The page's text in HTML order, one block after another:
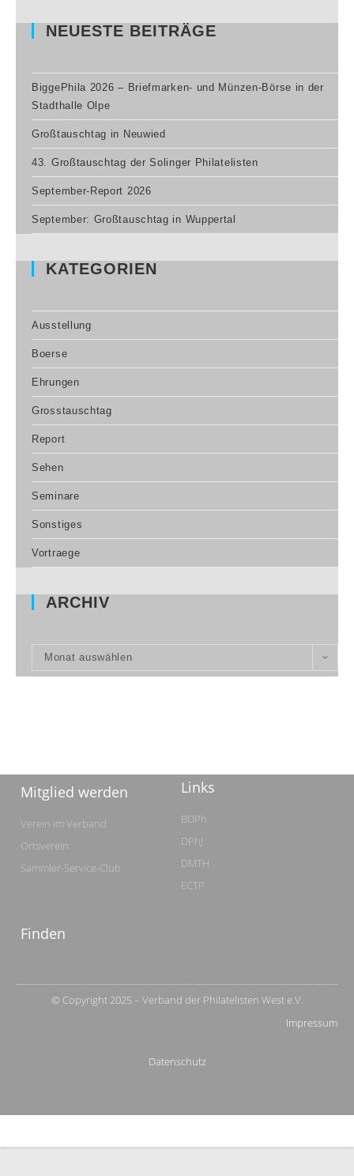
NEUESTE BEITRÄGE
BiggePhila 2026 – Briefmarken- und Münzen-Börse in der
Stadthalle Olpe
Großtauschtag in Neuwied
43. Großtauschtag der Solinger Philatelisten
September-Report 2026
September: Großtauschtag in Wuppertal
KATEGORIEN
Ausstellung
Boerse
Ehrungen
Grosstauschtag
Report
Sehen
Seminare
Sonstiges
Vortraege
ARCHIV
Monat auswählen
Mitglied werden
Verein im Verband
Ortsverein
Sammler-Service-Club
Links
BDPh
DPhJ
DMTH
ECTP
Finden
© Copyright 2025 – Verband der Philatelisten West e.V.
Impressum
Datenschutz